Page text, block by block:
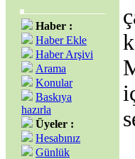
Haber :
Haber Ekle
Haber Arşivi
Arama
Konular
Baskıya
hazırla
Üyeler :
Hesabınız
Günlük